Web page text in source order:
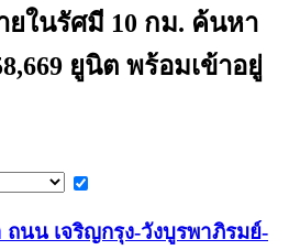
ยในรัศมี 10 กม. ค้นหา
ยูนิต พร้อมเข้าอยู่
ถนน เจริญกรุง-วังบูรพาภิรมย์-